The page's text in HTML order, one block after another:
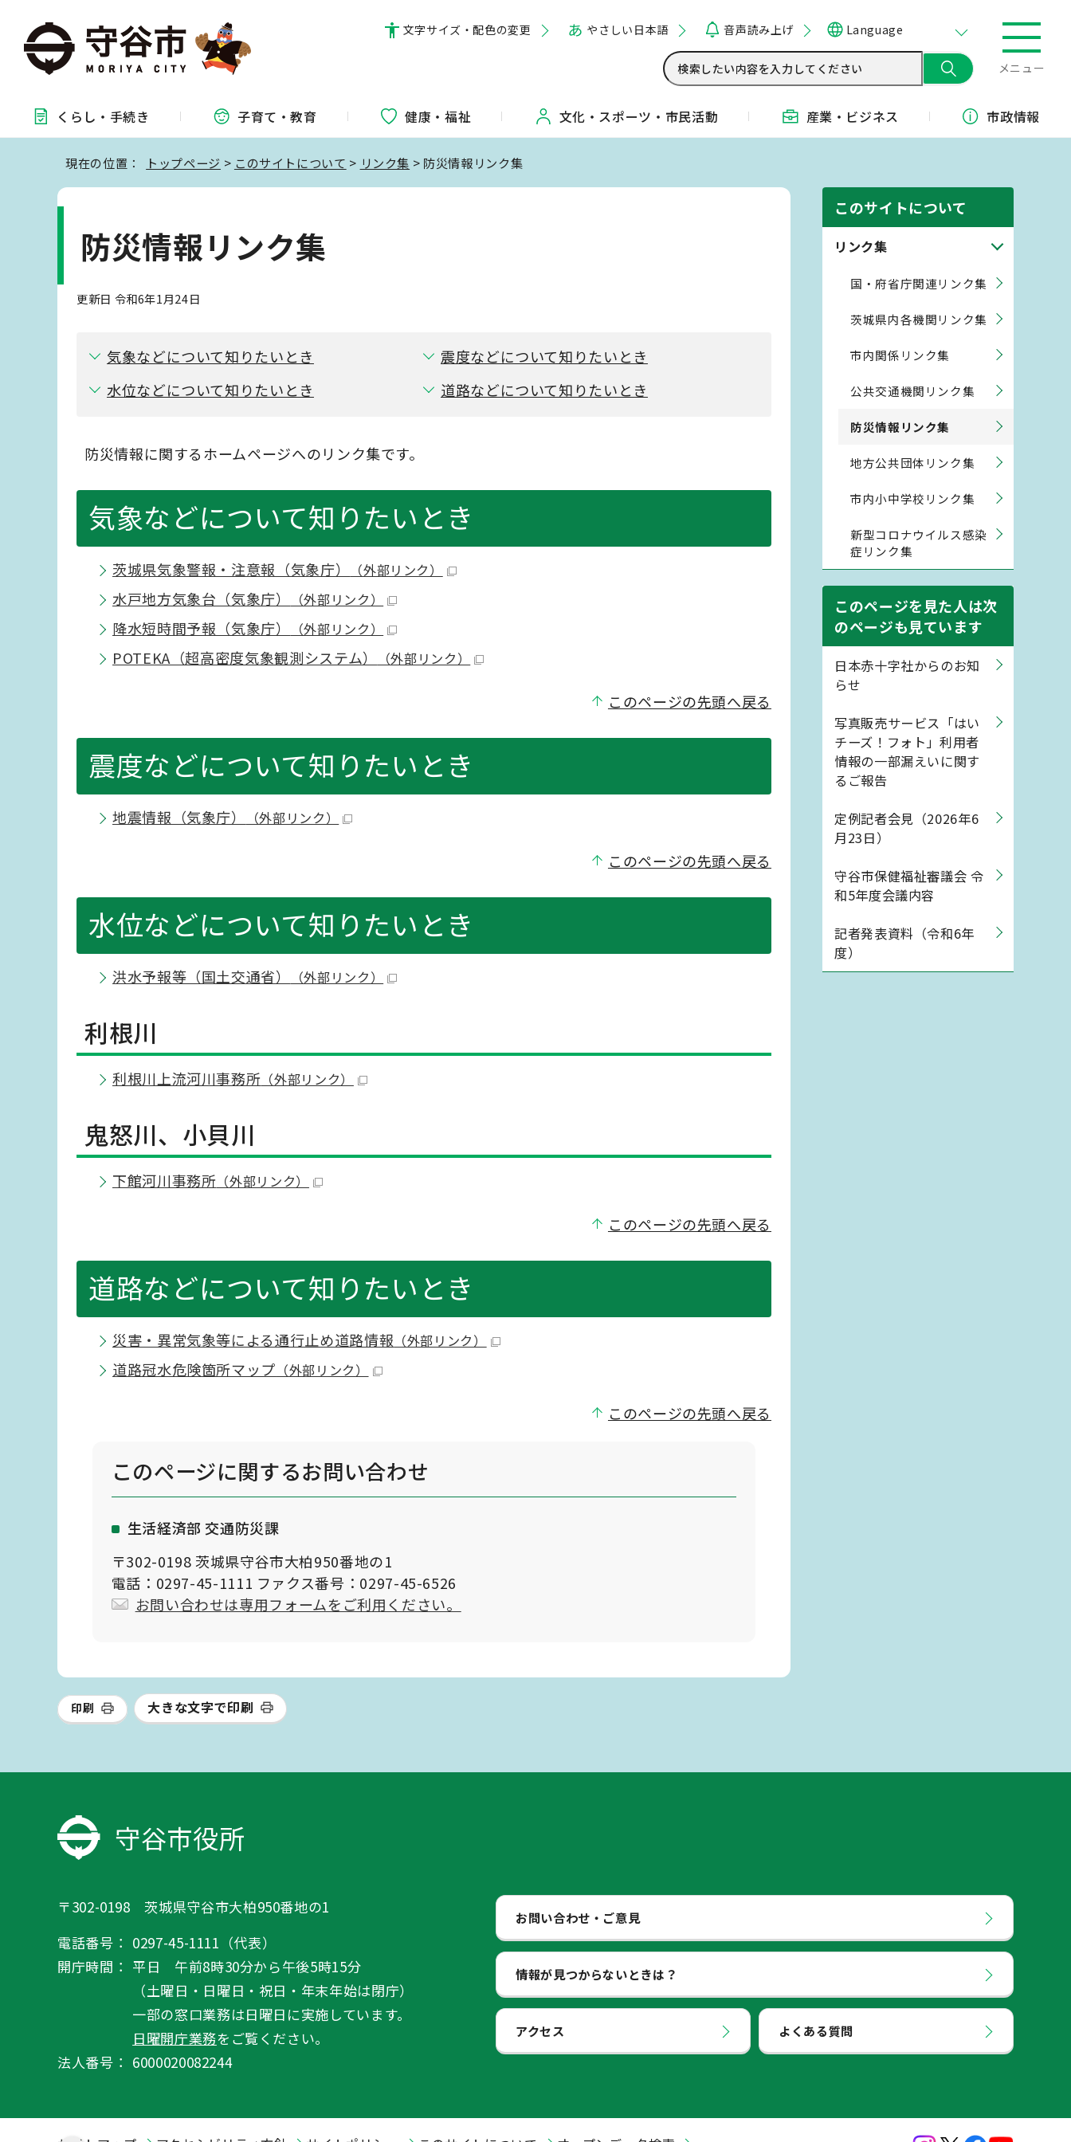
文字サイズ・配色の変更 やさしい日本語 音声読み上げ Language
メニュー
くらし・ 手続き 子育て・教育 健康・福祉 文化・ スポーツ・ 市民活動 産業・ ビジネス 市政情報
現在の位置： トップページ > このサイトについて > リンク集 > 防災情報リンク集
防災情報リンク集
更新日 令和6年1月24日
気象などについて知りたいとき
震度などについて知りたいとき
水位などについて知りたいとき
道路などについて知りたいとき
防災情報に関するホームページへのリンク集です。
気象などについて知りたいとき
茨城県気象警報・注意報（気象庁） （外部リンク）
水戸地方気象台（気象庁） （外部リンク）
降水短時間予報（気象庁） （外部リンク）
POTEKA（超高密度気象観測システム） （外部リンク）
このページの先頭へ戻る
震度などについて知りたいとき
地震情報（気象庁） （外部リンク）
このページの先頭へ戻る
水位などについて知りたいとき
洪水予報等（国土交通省） （外部リンク）
利根川
利根川上流河川事務所 （外部リンク）
鬼怒川、小貝川
下館河川事務所 （外部リンク）
このページの先頭へ戻る
道路などについて知りたいとき
災害・異常気象等による通行止め道路情報 （外部リンク）
道路冠水危険箇所マップ （外部リンク）
このページの先頭へ戻る
このページに関するお問い合わせ
生活経済部 交通防災課
〒302-0198 茨城県守谷市大柏950番地の1
電話：0297-45-1111 ファクス番号：0297-45-6526
お問い合わせは専用フォームをご利用ください。
このサイトについて
リンク集
国・府省庁関連リンク集
茨城県内各機関リンク集
市内関係リンク集
公共交通機関リンク集
防災情報リンク集
地方公共団体リンク集
市内小中学校リンク集
新型コロナウイルス感染
症リンク集
このページを見た人は次
のページも見ています
日本赤十字社からのお知
らせ
写真販売サービス「はい
チーズ！フォト」利用者
情報の一部漏えいに関す
るご報告
定例記者会見（2026年6
月23日）
守谷市保健福祉審議会 令
和5年度会議内容
記者発表資料（令和6年
度）
印刷 大きな文字で印刷
守谷市役所
〒302-0198 茨城県守谷市大柏950番地の1
電話番号： 0297-45-1111（代表）
開庁時間： 平日 午前8時30分から午後5時15分
（土曜日・日曜日・祝日・年末年始は閉庁）
一部の窓口業務は日曜日に実施しています。
日曜開庁業務をご覧ください。
法人番号： 6000020082244
お問い合わせ・ご意見
情報が見つからないときは？
アクセス よくある質問